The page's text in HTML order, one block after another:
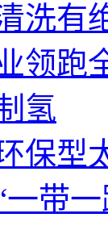
洗有
领跑
氢
保型
带